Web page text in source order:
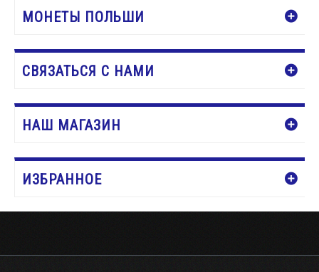
МОНЕТЫ ПОЛЬШИ
СВЯЗАТЬСЯ С НАМИ
НАШ МАГАЗИН
ИЗБРАННОЕ